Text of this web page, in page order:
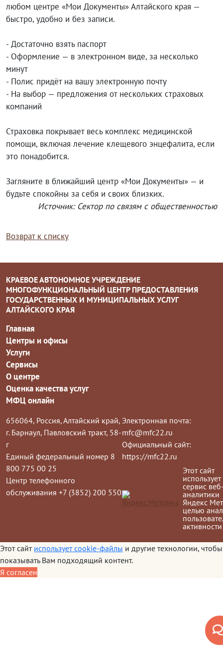
любом центре «Мои Документы» Алтайского края —
быстро, удобно и без записи.
- Достаточно взять паспорт
- Оформление — в электронном виде, за несколько
минут
- Полис придёт на вашу электронную почту
- На выбор — предложения от нескольких страховых
компаний
Страховка покрывает весь комплекс медицинской
помощи, включая лечение клещевого энцефалита, если
это понадобится.
Загляните в ближайший центр «Мои Документы» — и
будьте спокойны за себя и своих близких.
Источник: Сектор по связям с общественностью
Возврат к списку
КРАЕВОЕ АВТОНОМНОЕ УЧРЕЖДЕНИЕ
МНОГОФУНКЦИОНАЛЬНЫЙ ЦЕНТР ПРЕДОСТАВЛЕНИЯ
ГОСУДАРСТВЕННЫХ И МУНИЦИПАЛЬНЫХ УСЛУГ
АЛТАЙСКОГО КРАЯ
Главная
Центры и офисы
Услуги
Сервисы
О центре
Оценка качества услуг
МФЦ онлайн
656064, Россия, Алтайский край,
г. Барнаул, Павловский тракт, 58-
г
Единый федеральный номер 8
800 775 00 25
Центр телефонного
обслуживания +7 (3852) 200 550
Электронная почта:
mfc@mfc22.ru
Официальный сайт:
https://mfc22.ru
Этот сайт
использует
сервис
аналитики
Яндекс
целью
активности
Этот сайт использует cookie-файлы и другие технологии, чтобы
показывать Вам подходящий контент.
Я согласен